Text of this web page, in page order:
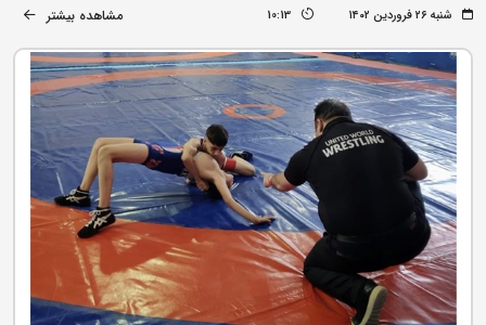
شنبه ۲۶ فروردین ۱۴۰۲ 10:13 مشاهده بیشتر